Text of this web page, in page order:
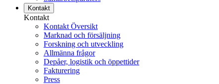
Kontakt
Kontakt
Kontakt Översikt
Marknad och försäljning
Forskning och utveckling
Allmänna frågor
Depåer, logistik och öppettider
Fakturering
Press